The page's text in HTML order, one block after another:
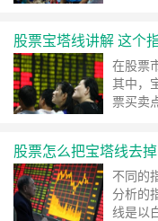
股票宝塔线讲解 这个
在股票
其中，
票买卖
股票怎么把宝塔线去
不同的
分析的
线是以